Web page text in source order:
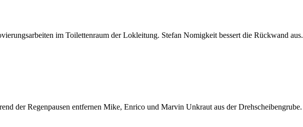
im Toilettenraum der Lokleitung. Stefan Nomigkeit bessert die Rückwand aus.
der Regenpausen entfernen Mike, Enrico und Marvin Unkraut aus der Drehscheibengrube.